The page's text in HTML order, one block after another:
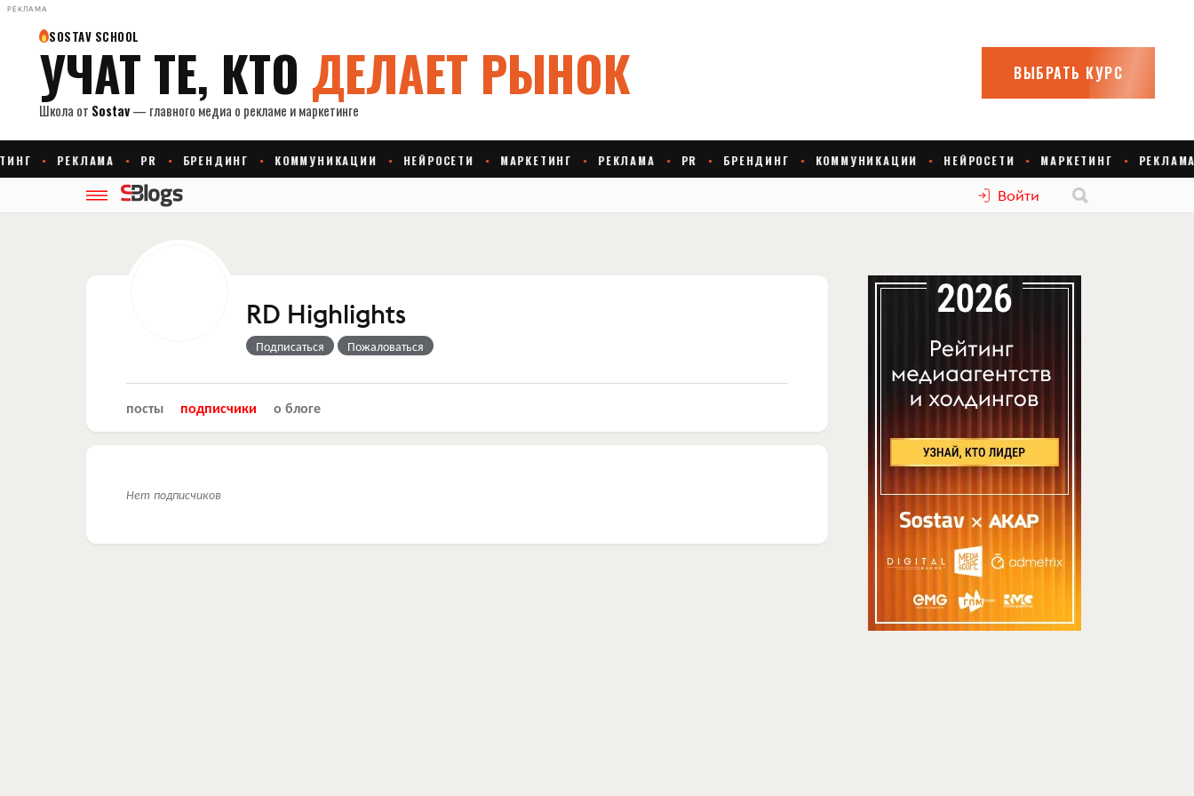
РЕКЛАМА
Войти
RD Highlights
Подписаться Пожаловаться
посты подписчики о блоге
Нет подписчиков